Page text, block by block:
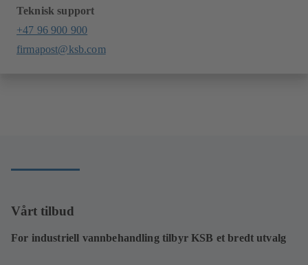
Teknisk support
+47 96 900 900
firmapost@ksb.com
Vårt tilbud
For industriell vannbehandling tilbyr KSB et bredt utvalg